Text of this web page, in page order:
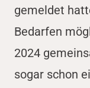
gemeldet
Bedarfen
2024
sogar schon